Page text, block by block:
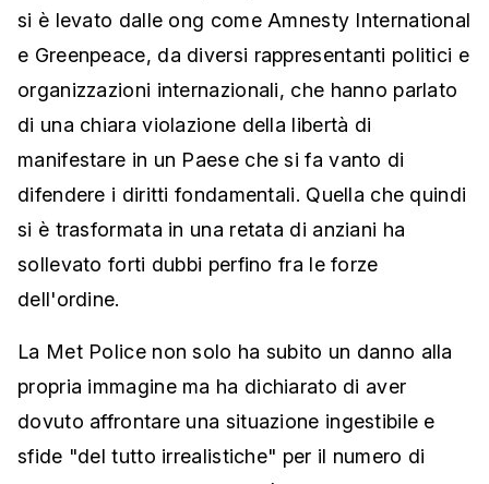
si è levato dalle ong come Amnesty International
e Greenpeace, da diversi rappresentanti politici e
organizzazioni internazionali, che hanno parlato
di una chiara violazione della libertà di
manifestare in un Paese che si fa vanto di
difendere i diritti fondamentali. Quella che quindi
si è trasformata in una retata di anziani ha
sollevato forti dubbi perfino fra le forze
dell'ordine.
La Met Police non solo ha subito un danno alla
propria immagine ma ha dichiarato di aver
dovuto affrontare una situazione ingestibile e
sfide "del tutto irrealistiche" per il numero di